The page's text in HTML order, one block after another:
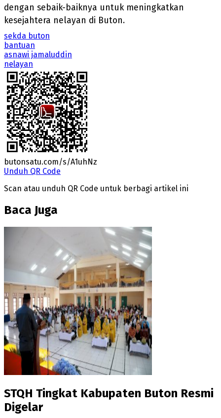
dengan sebaik-baiknya untuk meningkatkan
kesejahtera nelayan di Buton.
sekda buton
bantuan
asnawi jamaluddin
nelayan
butonsatu.com/s/A1uhNz
Unduh QR Code
Scan atau unduh QR Code untuk berbagi artikel ini
Baca Juga
STQH Tingkat Kabupaten Buton Resmi
Digelar